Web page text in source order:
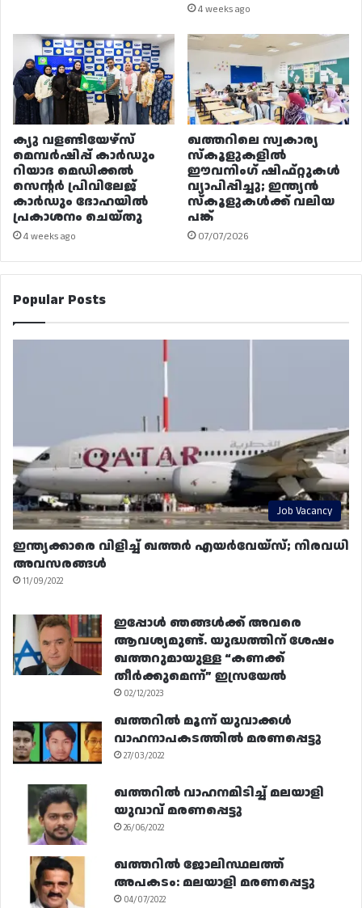
4 weeks ago
ക്യു വളണ്ടിയേഴ്‌സ്
മെമ്പർഷിപ്പ് കാർഡും
റിയാദ മെഡിക്കൽ
സെന്റർ പ്രിവിലേജ്
കാർഡും ദോഹയിൽ
പ്രകാശനം ചെയ്തു
4 weeks ago
ഖത്തറിലെ സ്വകാര്യ
സ്കൂളുകളിൽ
ഈവനിംഗ് ഷിഫ്റ്റുകൾ
വ്യാപിപ്പിച്ചു; ഇന്ത്യൻ
സ്കൂളുകൾക്ക് വലിയ
പങ്ക്
07/07/2026
Popular Posts
Job Vacancy
ഇന്ത്യക്കാരെ വിളിച്ച് ഖത്തർ എയർവേയ്‌സ്; നിരവധി
അവസരങ്ങൾ
11/09/2022
ഇപ്പോൾ ഞങ്ങൾക്ക് അവരെ
ആവശ്യമുണ്ട്. യുദ്ധത്തിന് ശേഷം
ഖത്തറുമായുള്ള “കണക്ക്
തീർക്കുമെന്ന്” ഇസ്രയേൽ
02/12/2023
ഖത്തറിൽ മൂന്ന് യുവാക്കൾ
വാഹനാപകടത്തിൽ മരണപ്പെട്ടു
27/03/2022
ഖത്തറിൽ വാഹനമിടിച്ച് മലയാളി
യുവാവ് മരണപ്പെട്ടു
26/06/2022
ഖത്തറിൽ ജോലിസ്ഥലത്ത്
അപകടം: മലയാളി മരണപ്പെട്ടു
04/07/2022